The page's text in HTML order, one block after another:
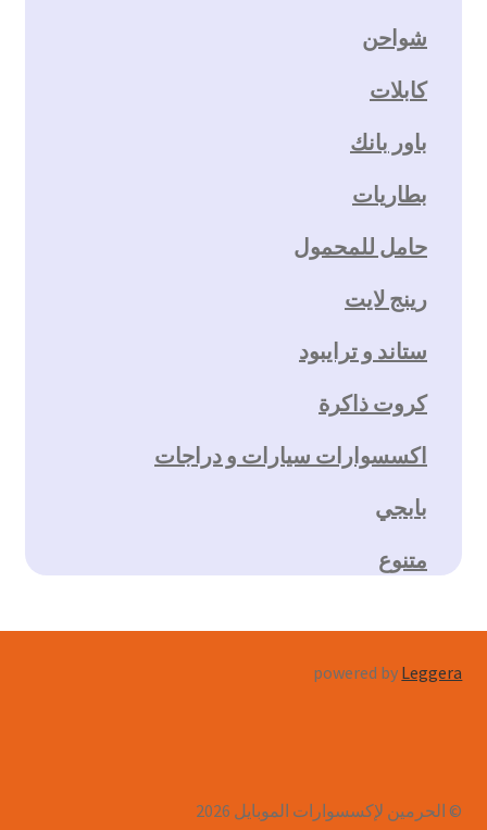
شواحن
كابلات
باور بانك
بطاريات
حامل للمحمول
رينج لايت
ستاند و ترايبود
كروت ذاكرة
اكسسوارات سيارات و دراجات
بابجي
متنوع
powered by Leggera
© الحرمين لإكسسوارات الموبايل 2026